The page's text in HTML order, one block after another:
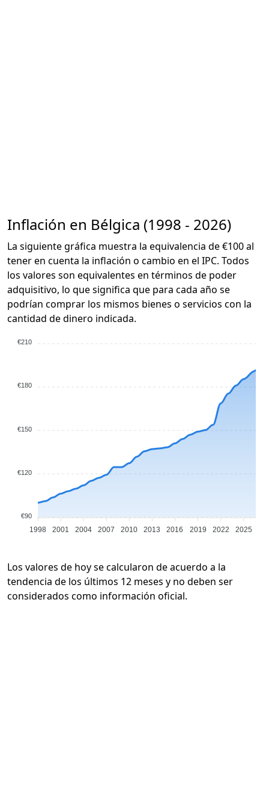
Inflación en Bélgica (1998 - 2026)
La siguiente gráfica muestra la equivalencia de €100 al
tener en cuenta la inflación o cambio en el IPC. Todos
los valores son equivalentes en términos de poder
adquisitivo, lo que significa que para cada año se
podrían comprar los mismos bienes o servicios con la
cantidad de dinero indicada.
€210
€180
€150
€120
€90
1998 2001 2004 2007 2010 2013 2016 2019 2022 2025
Los valores de hoy se calcularon de acuerdo a la
tendencia de los últimos 12 meses y no deben ser
considerados como información oficial.